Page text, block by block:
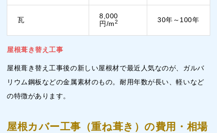
瓦
8,000
円/m2 30年～100年
屋根葺き替え工事
屋根葺き替え工事後の新しい屋根材で最近人気なのが、ガルバ
リウム鋼板などの金属素材のもの。耐用年数が長い、軽いなど
の特徴があります。
屋根カバー工事（重ね葺き）の費用・相場